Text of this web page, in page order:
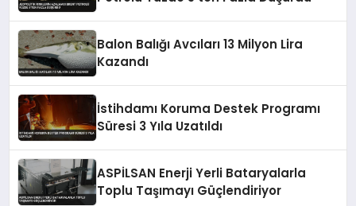
Balon Balığı Avcıları 13 Milyon Lira
Kazandı
İstihdamı Koruma Destek Programı
Süresi 3 Yıla Uzatıldı
ASPİLSAN Enerji Yerli Bataryalarla
Toplu Taşımayı Güçlendiriyor